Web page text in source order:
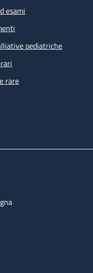
esami
pediatriche
rare